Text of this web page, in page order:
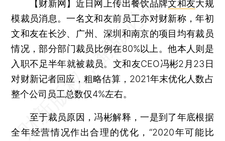
【财新网】 近日网上传出餐饮品牌文和友大规
模裁员消息。一名文和友前员工亦对财新称，年初
文和友在长沙、广州、深圳和南京的项目均有裁员
情况，部分部门裁员比例在80%以上。他本人则是
入职不足半年就被裁员。文和友CEO冯彬2月23日
对财新记者回应，粗略估算，2021年末优化人数占
整个公司员工总数仅4%左右。
至于裁员原因，冯彬解释，一是到了年底根据
全年经营情况作出合理的优化，“2020年可能比